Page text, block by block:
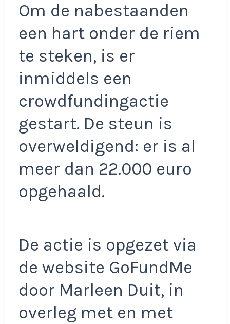
Om de nabestaanden
een hart onder de riem
te steken, is er
inmiddels een
crowdfundingactie
gestart. De steun is
overweldigend: er is al
meer dan 22.000 euro
opgehaald.
De actie is opgezet via
de website GoFundMe
door Marleen Duit, in
overleg met en met